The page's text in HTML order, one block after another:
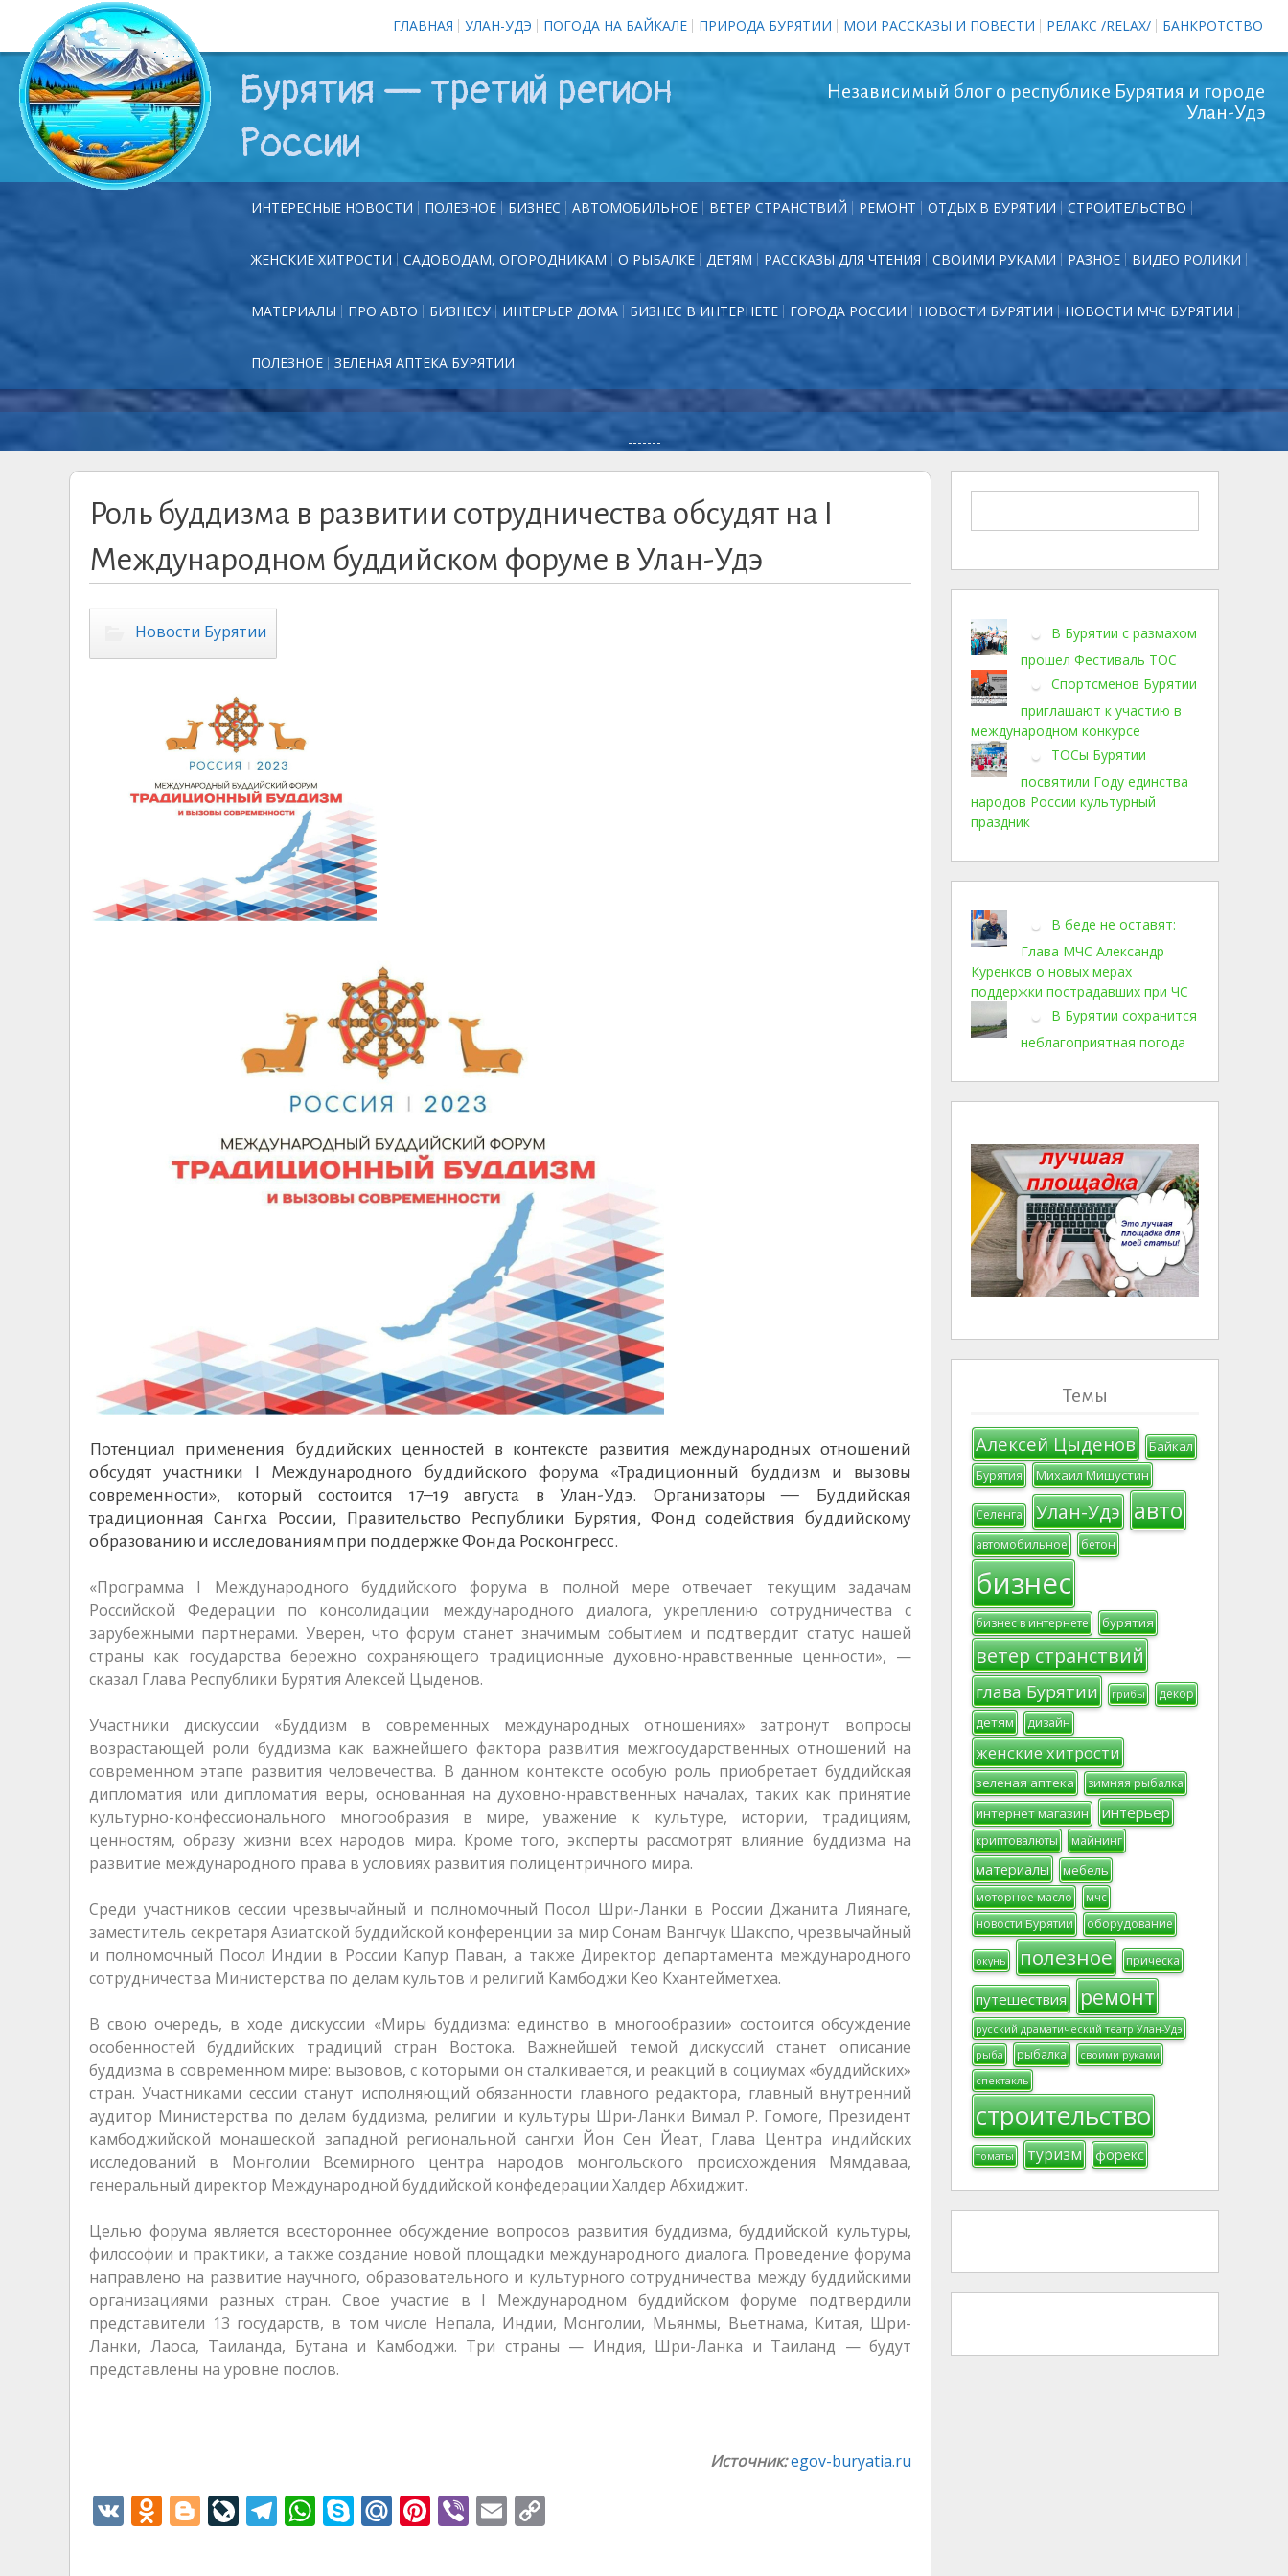
ГЛАВНАЯ УЛАН-УДЭ ПОГОДА НА БАЙКАЛЕ ПРИРОДА БУРЯТИИ МОИ РАССКАЗЫ И ПОВЕСТИ РЕЛАКС /RELAX/ БАНКРОТСТВО
Бурятия — третий регион
России
Независимый блог о республике Бурятия и городе
Улан-Удэ
ИНТЕРЕСНЫЕ НОВОСТИ ПОЛЕЗНОЕ БИЗНЕС АВТОМОБИЛЬНОЕ ВЕТЕР СТРАНСТВИЙ РЕМОНТ ОТДЫХ В БУРЯТИИ СТРОИТЕЛЬСТВО
ЖЕНСКИЕ ХИТРОСТИ САДОВОДАМ, ОГОРОДНИКАМ О РЫБАЛКЕ ДЕТЯМ РАССКАЗЫ ДЛЯ ЧТЕНИЯ СВОИМИ РУКАМИ РАЗНОЕ ВИДЕО РОЛИКИ
МАТЕРИАЛЫ ПРО АВТО БИЗНЕСУ ИНТЕРЬЕР ДОМА БИЗНЕС В ИНТЕРНЕТЕ ГОРОДА РОССИИ НОВОСТИ БУРЯТИИ НОВОСТИ МЧС БУРЯТИИ
ПОЛЕЗНОЕ ЗЕЛЕНАЯ АПТЕКА БУРЯТИИ
-------
Роль буддизма в развитии сотрудничества обсудят на I
Международном буддийском форуме в Улан-Удэ
Новости Бурятии
Потенциал применения буддийских ценностей в контексте развития международных отношений
обсудят участники I Международного буддийского форума «Традиционный буддизм и вызовы
современности», который состоится 17–19 августа в Улан-Удэ. Организаторы — Буддийская
традиционная Сангха России, Правительство Республики Бурятия, Фонд содействия буддийскому
образованию и исследованиям при поддержке Фонда Росконгресс.
«Программа I Международного буддийского форума в полной мере отвечает текущим задачам
Российской Федерации по консолидации международного диалога, укреплению сотрудничества с
зарубежными партнерами. Уверен, что форум станет значимым событием и подтвердит статус нашей
страны как государства бережно сохраняющего традиционные духовно-нравственные ценности», —
сказал Глава Республики Бурятия Алексей Цыденов.
Участники дискуссии «Буддизм в современных международных отношениях» затронут вопросы
возрастающей роли буддизма как важнейшего фактора развития межгосударственных отношений на
современном этапе развития человечества. В данном контексте особую роль приобретает буддийская
дипломатия или дипломатия веры, основанная на духовно-нравственных началах, таких как принятие
культурно-конфессионального многообразия в мире, уважение к культуре, истории, традициям,
ценностям, образу жизни всех народов мира. Кроме того, эксперты рассмотрят влияние буддизма на
развитие международного права в условиях развития полицентричного мира.
Среди участников сессии чрезвычайный и полномочный Посол Шри-Ланки в России Джанита Лиянаге,
заместитель секретаря Азиатской буддийской конференции за мир Сонам Вангчук Шакспо, чрезвычайный
и полномочный Посол Индии в России Капур Паван, а также Директор департамента международного
сотрудничества Министерства по делам культов и религий Камбоджи Кео Кхантейметхеа.
В свою очередь, в ходе дискуссии «Миры буддизма: единство в многообразии» состоится обсуждение
особенностей буддийских традиций стран Востока. Важнейшей темой дискуссий станет описание
буддизма в современном мире: вызовов, с которыми он сталкивается, и реакций в социумах «буддийских»
стран. Участниками сессии станут исполняющий обязанности главного редактора, главный внутренний
аудитор Министерства по делам буддизма, религии и культуры Шри-Ланки Вимал Р. Гомоге, Президент
камбоджийской монашеской западной региональной сангхи Йон Сен Йеат, Глава Центра индийских
исследований в Монголии Всемирного центра народов монгольского происхождения Мямдаваа,
генеральный директор Международной буддийской конфедерации Халдер Абхиджит.
Целью форума является всестороннее обсуждение вопросов развития буддизма, буддийской культуры,
философии и практики, а также создание новой площадки международного диалога. Проведение форума
направлено на развитие научного, образовательного и культурного сотрудничества между буддийскими
организациями разных стран. Свое участие в I Международном буддийском форуме подтвердили
представители 13 государств, в том числе Непала, Индии, Монголии, Мьянмы, Вьетнама, Китая, Шри-
Ланки, Лаоса, Таиланда, Бутана и Камбоджи. Три страны — Индия, Шри-Ланка и Таиланд — будут
представлены на уровне послов.
Источник:egov-buryatia.ru
V
K
O
d
Bl
o
Li
v
T
el
W
h
S
k
M
ai
Pi
nt
Vi
b
E
m
В Бурятии с размахом
прошел Фестиваль ТОС
Спортсменов Бурятии
приглашают к участию в
международном конкурсе
ТОСы Бурятии
посвятили Году единства
народов России культурный
праздник
В беде не оставят:
Глава МЧС Александр
Куренков о новых мерах
поддержки пострадавших при ЧС
В Бурятии сохранится
неблагоприятная погода
Темы
Алексей Цыденов Байкал
Бурятия Михаил Мишустин
Селенга Улан-Удэ авто
автомобильное бетон
бизнес
бизнес в интернете бурятия
ветер странствий
глава Бурятии грибы декор
детям дизайн
женские хитрости
зеленая аптека зимняя рыбалка
интернет магазин интерьер
криптовалюты майнинг
материалы мебель
моторное масло
мчс
новости Бурятии
оборудование
окунь полезное прическа
путешествия ремонт
русский драматический театр Улан-Удэ
рыба
рыбалка
своими руками
спектакль
строительство
томаты туризм форекс